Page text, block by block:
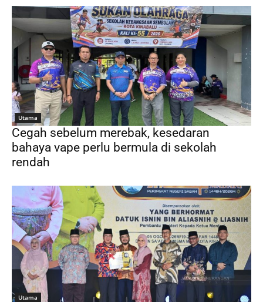
Utama
Cegah sebelum merebak, kesedaran
bahaya vape perlu bermula di sekolah
rendah
Utama